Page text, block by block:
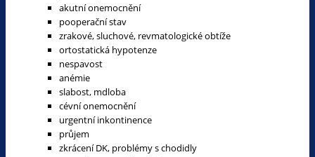
akutní onemocnění
pooperační stav
zrakové, sluchové, revmatologické obtíže
ortostatická hypotenze
nespavost
anémie
slabost, mdloba
cévní onemocnění
urgentní inkontinence
průjem
zkrácení DK, problémy s chodidly